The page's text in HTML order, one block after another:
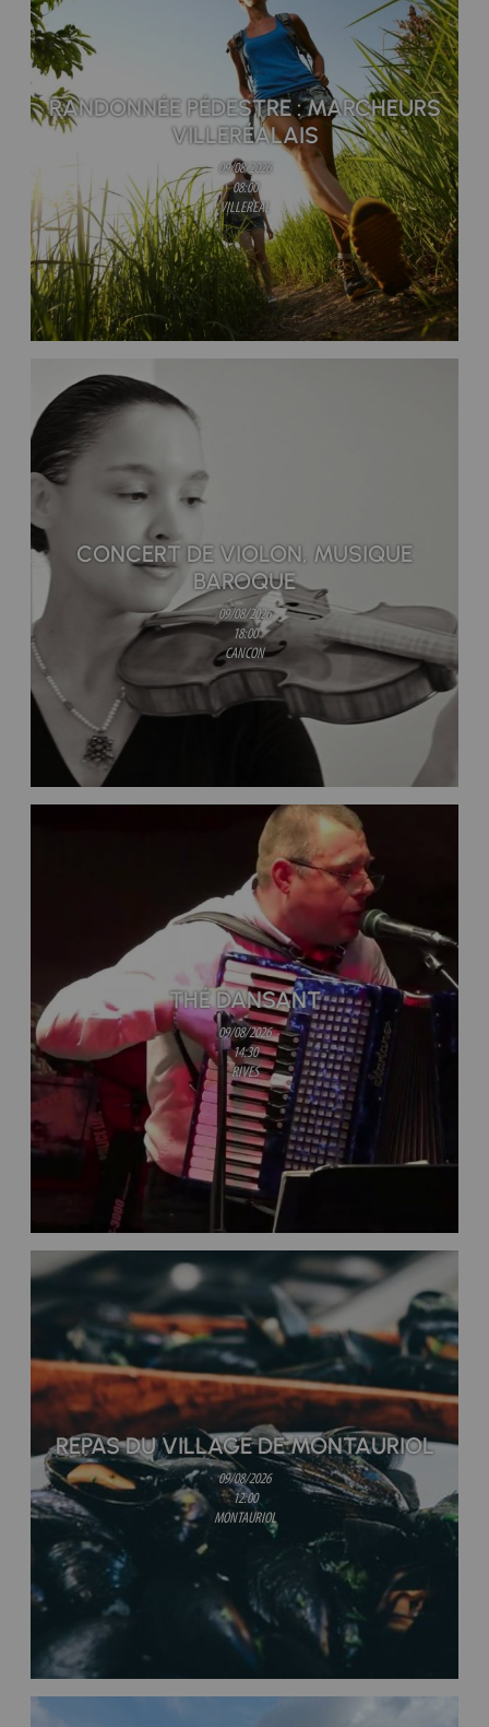
RANDONNÉE PÉDESTRE : MARCHEURS
VILLERÉALAIS
09/08/2026
08:00
VILLEREAL
CONCERT DE VIOLON, MUSIQUE
BAROQUE
09/08/2026
18:00
CANCON
THÉ DANSANT
09/08/2026
14:30
RIVES
REPAS DU VILLAGE DE MONTAURIOL
09/08/2026
12:00
MONTAURIOL